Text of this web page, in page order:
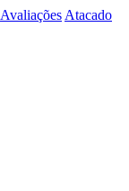
Avaliações Atacado